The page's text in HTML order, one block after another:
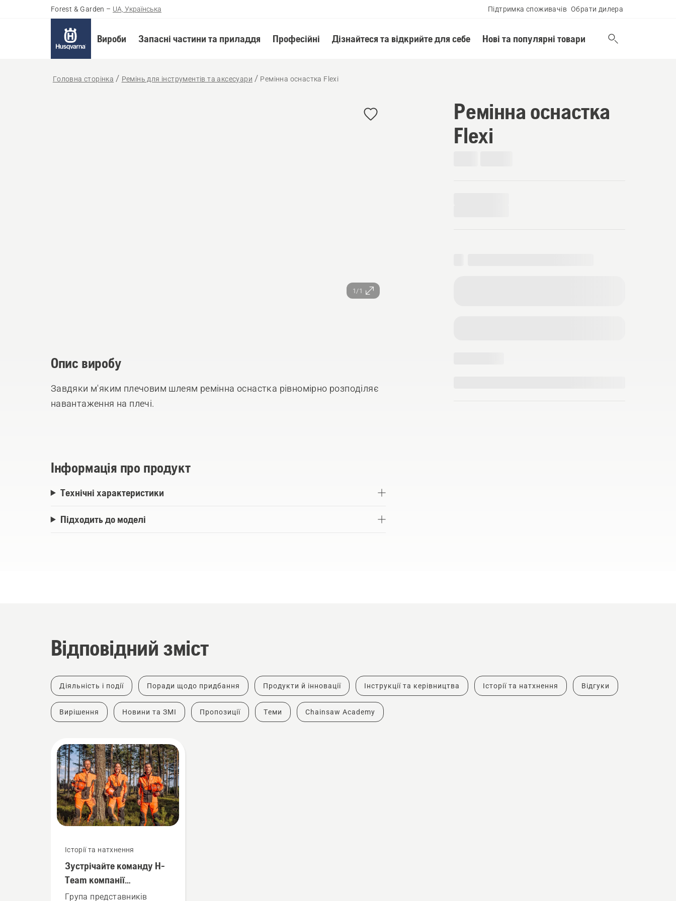
Forest & Garden – UA, Українська Підтримка споживачів Обрати дилера
Вироби Запасні частини та приладдя Професійні Дізнайтеся та відкрийте для себе Нові та популярні товари
Головна сторінка Ремінь для інструментів та аксесуари Ремінна оснастка Flexi
1/1
Ремінна оснастка
Flexi
Опис виробу
Завдяки м'яким плечовим шлеям ремінна оснастка рівномірно розподіляє
навантаження на плечі.
Інформація про продукт
Технічні характеристики
Підходить до моделі
Відповідний зміст
Діяльність і події Поради щодо придбання Продукти й інновації Інструкції та керівництва Історії та натхнення Відгуки
Вирішення Новини та ЗМІ Пропозиції Теми Chainsaw Academy
Історії та натхнення
Зустрічайте команду H-
Team компанії
Husqvarna – наших
Група представників